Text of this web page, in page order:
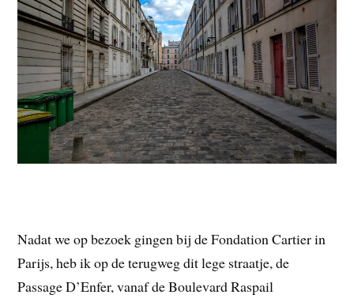
Nadat we op bezoek gingen bij de Fondation Cartier in
Parijs, heb ik op de terugweg dit lege straatje, de
Passage D’Enfer, vanaf de Boulevard Raspail